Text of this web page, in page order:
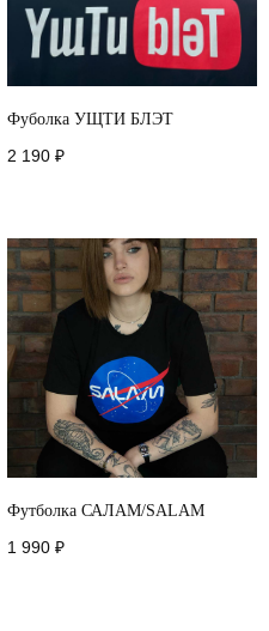
Фуболка УЩТИ БЛЭТ
2 190 ₽
Футболка САЛАМ/SALAM
1 990 ₽